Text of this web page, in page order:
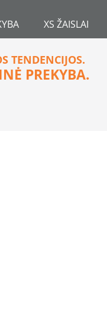
XS ŽAISLAI
TENDENCIJOS.
PREKYBA.